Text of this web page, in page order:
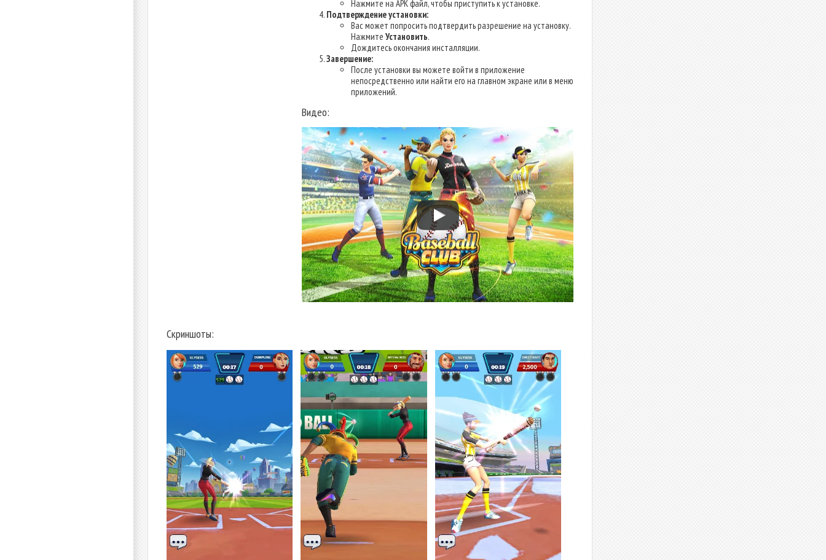
Нажмите на APK файл, чтобы приступить к установке.
Подтверждение установки:
Вас может попросить подтвердить разрешение на установку.
Нажмите Установить.
Дождитесь окончания инсталляции.
Завершение:
После установки вы можете войти в приложение
непосредственно или найти его на главном экране или в меню
приложений.
Видео:
Скриншоты: